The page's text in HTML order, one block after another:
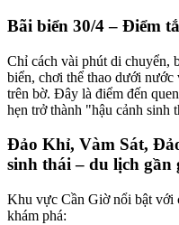
Bãi biển 30/4 – Điểm
Chỉ cách vài phút di chuyển,
biển, chơi thể thao dưới
trên bờ. Đây là điểm đến
hẹn trở thành "hậu cảnh sinh
Đảo Khỉ, Vàm Sát,
sinh thái – du lịch gần
Khu vực Cần Giờ nổi bật với
khám phá: